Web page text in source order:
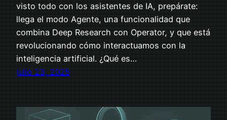
visto todo con los asistentes de IA, prepárate:
llega el modo Agente, una funcionalidad que
combina Deep Research con Operator, y que está
revolucionando cómo interactuamos con la
inteligencia artificial. ¿Qué es…
julio 23, 2025